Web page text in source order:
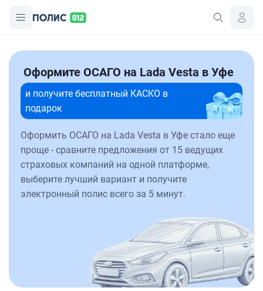
Оформите ОСАГО на Lada Vesta в Уфе
и получите бесплатный КАСКО в
подарок
Оформить ОСАГО на Lada Vesta в Уфе стало еще
проще - сравните предложения от 15 ведущих
страховых компаний на одной платформе,
выберите лучший вариант и получите
электронный полис всего за 5 минут.